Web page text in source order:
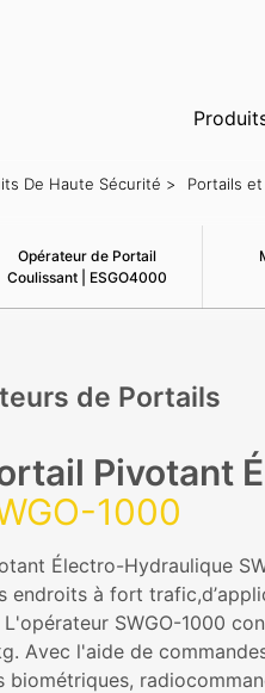
Portail coulissant
De Haute Sécurité > Portails
Opérateur de Portail
Coulissant | ESGO4000
de Portails
Pivotant
1000
Électro-Hydraulique
endroits à fort
SWGO-1000
Avec l'aide de